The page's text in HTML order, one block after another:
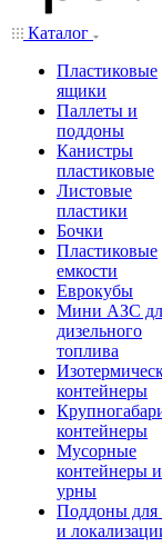
Каталог
Пластиковые
ящики
Паллеты и
поддоны
Канистры
пластиковые
Листовые
пластики
Бочки
Пластиковые
емкости
Еврокубы
Мини АЗС
дизельного
топлива
контейнеры
контейнеры
Мусорные
контейнеры и
урны
Поддоны для
и